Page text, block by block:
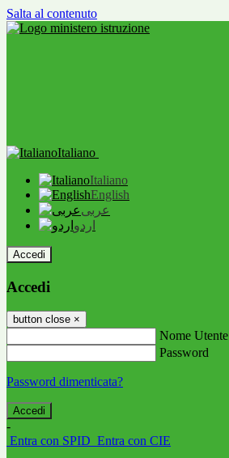
Salta al contenuto
Italiano
Italiano
English
عربى
اردو
Accedi
Accedi
button close ×
Nome Utente
Password
Password dimenticata?
-
Entra con SPID Entra con CIE